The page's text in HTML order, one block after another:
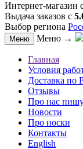
Интернет-магазин
Выдача заказов с
Выбор региона
Меню Меню →
Главная
Условия
Доставка по
Отзывы
Про нас
Новости
Про носки
Контакты
English